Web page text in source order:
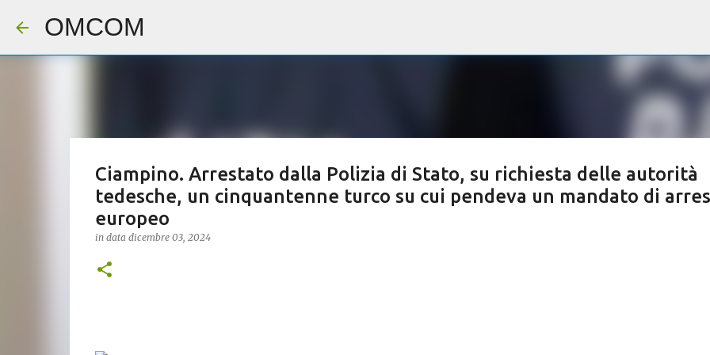
OMCOM
Ciampino. Arrestato dalla Polizia di Stato, su richiesta delle autorità
tedesche, un cinquantenne turco su cui pendeva un mandato di
europeo
in data dicembre 03, 2024